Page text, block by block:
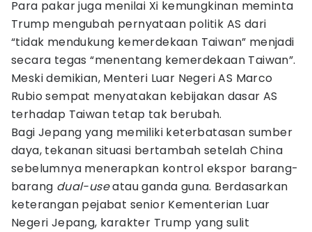
Para pakar juga menilai Xi kemungkinan meminta
Trump mengubah pernyataan politik AS dari
“tidak mendukung kemerdekaan Taiwan” menjadi
secara tegas “menentang kemerdekaan Taiwan”.
Meski demikian, Menteri Luar Negeri AS Marco
Rubio sempat menyatakan kebijakan dasar AS
terhadap Taiwan tetap tak berubah.
Bagi Jepang yang memiliki keterbatasan sumber
daya, tekanan situasi bertambah setelah China
sebelumnya menerapkan kontrol ekspor barang-
barang dual-useatau ganda guna. Berdasarkan
keterangan pejabat senior Kementerian Luar
Negeri Jepang, karakter Trump yang sulit